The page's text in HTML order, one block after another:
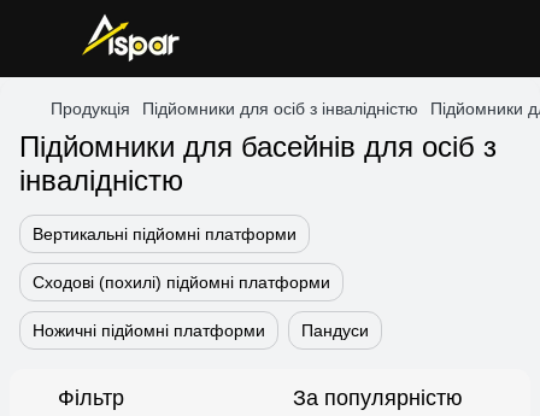
Продукція Підйомники для осіб з інвалідністю Підйомники
Підйомники для басейнів для осіб з
інвалідністю
Вертикальні підйомні платформи
Сходові (похилі) підйомні платформи
Ножичні підйомні платформи Пандуси
Фільтр За популярністю